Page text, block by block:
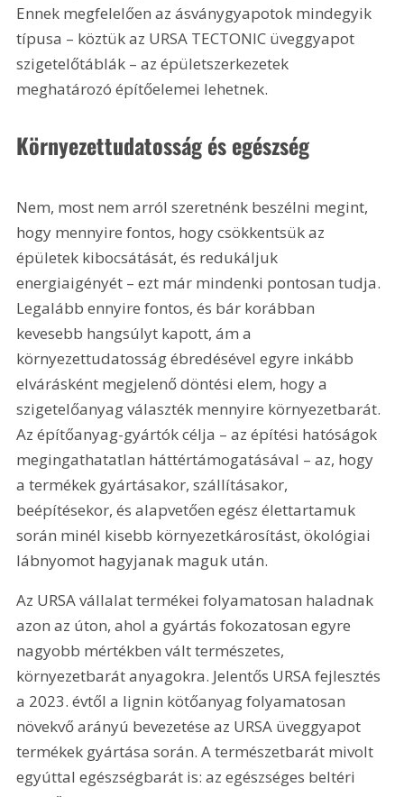
Ennek megfelelően az ásványgyapotok mindegyik
típusa – köztük az URSA TECTONIC üveggyapot
szigetelőtáblák – az épületszerkezetek
meghatározó építőelemei lehetnek.
Környezettudatosság és egészség
Nem, most nem arról szeretnénk beszélni megint,
hogy mennyire fontos, hogy csökkentsük az
épületek kibocsátását, és redukáljuk
energiaigényét – ezt már mindenki pontosan tudja.
Legalább ennyire fontos, és bár korábban
kevesebb hangsúlyt kapott, ám a
környezettudatosság ébredésével egyre inkább
elvárásként megjelenő döntési elem, hogy a
szigetelőanyag választék mennyire környezetbarát.
Az építőanyag-gyártók célja – az építési hatóságok
megingathatatlan háttértámogatásával – az, hogy
a termékek gyártásakor, szállításakor,
beépítésekor, és alapvetően egész élettartamuk
során minél kisebb környezetkárosítást, ökológiai
lábnyomot hagyjanak maguk után.
Az URSA vállalat termékei folyamatosan haladnak
azon az úton, ahol a gyártás fokozatosan egyre
nagyobb mértékben vált természetes,
környezetbarát anyagokra. Jelentős URSA fejlesztés
a 2023. évtől a lignin kötőanyag folyamatosan
növekvő arányú bevezetése az URSA üveggyapot
termékek gyártása során. A természetbarát mivolt
egyúttal egészségbarát is: az egészséges beltéri